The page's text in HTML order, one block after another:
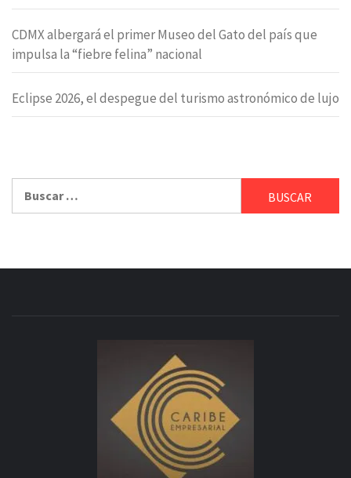
CDMX albergará el primer Museo del Gato del país que
impulsa la “fiebre felina” nacional
Eclipse 2026, el despegue del turismo astronómico de lujo